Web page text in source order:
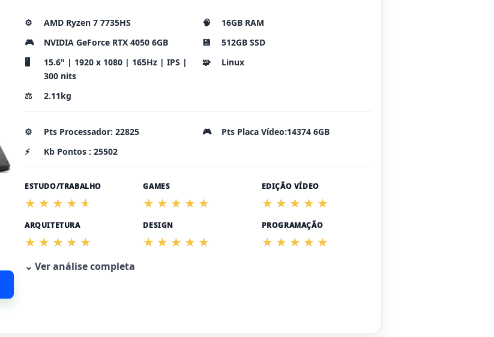
⚙️ AMD Ryzen 7 7735HS 🧠
16GB RAM
🎮
NVIDIA GeForce RTX 4050 6GB 💾
512GB SSD
🖥️
15.6" | 1920 x 1080 | 165Hz | IPS |
300 nits
🧩 Linux
⚖️ 2.11kg
⚙️ Pts Processador: 22825 🎮
Pts Placa Vídeo:14374 6GB
⚡
Kb Pontos : 25502
ESTUDO/TRABALHO GAMES EDIÇÃO VÍDEO
ARQUITETURA DESIGN PROGRAMAÇÃO
⌄ Ver análise completa